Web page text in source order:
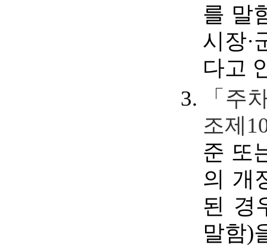
를 말
시장·
다고
「주
조제
준 또
의 개
된 경
말함)